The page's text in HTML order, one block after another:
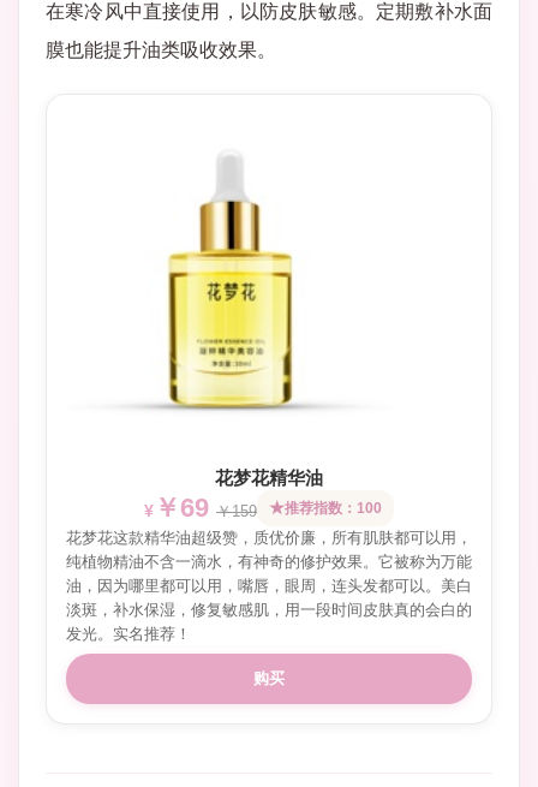
在寒冷风中直接使用，以防皮肤敏感。定期敷补水面
膜也能提升油类吸收效果。
花梦花精华油
￥69 ￥159 推荐指数：100
花梦花这款精华油超级赞，质优价廉，所有肌肤都可以用，
纯植物精油不含一滴水，有神奇的修护效果。它被称为万能
油，因为哪里都可以用，嘴唇，眼周，连头发都可以。美白
淡斑，补水保湿，修复敏感肌，用一段时间皮肤真的会白的
发光。实名推荐！
购买